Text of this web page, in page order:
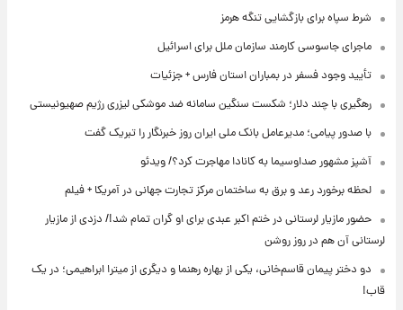
شرط سپاه برای بازگشایی تنگه هرمز
ماجرای جاسوسی کارمند سازمان ملل برای اسرائیل
تأیید وجود فسفر در بمباران استان فارس + جزئیات
رهگیری با چند دلار؛ شکست سنگین سامانه ضد موشکی لیزری رژیم صهیونیستی
با صدور پیامی؛ مدیرعامل بانک ملی ایران روز خبرنگار را تبریک گفت
آشپز مشهور صداوسیما به کانادا مهاجرت کرد؟/ ویدئو
لحظه برخورد رعد و برق به ساختمان مرکز تجارت جهانی در آمریکا + فیلم
حضور مازیار لرستانی در ختم اکبر عبدی برای او گران تمام شد!/ دزدی از مازیار
لرستانی آن هم در روز روشن
دو دختر پیمان قاسم‌خانی، یکی از بهاره رهنما و دیگری از میترا ابراهیمی؛ در یک
قاب!